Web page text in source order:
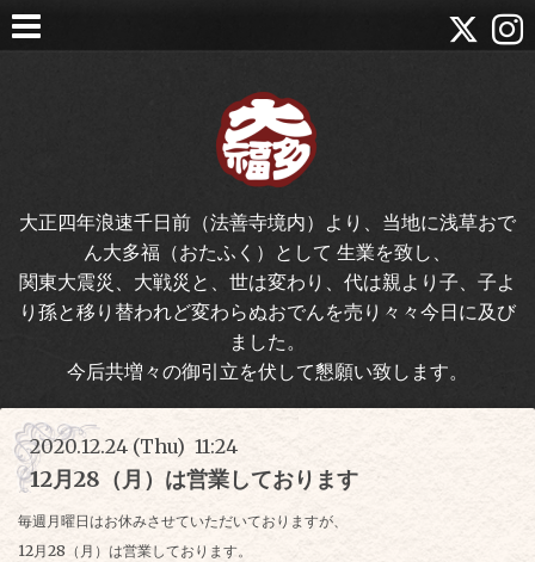
大正四年浪速千日前（法善寺境内）より、当地に浅草おで
ん大多福（おたふく）として 生業を致し、
関東大震災、大戦災と、世は変わり、代は親より子、子よ
り孫と移り替われど変わらぬおでんを売り々々今日に及び
ました。
今后共増々の御引立を伏して懇願い致します。
2020.12.24 (Thu) 11:24
12月28（月）は営業しております
毎週月曜日はお休みさせていただいておりますが、
12月28（月）は営業しております。